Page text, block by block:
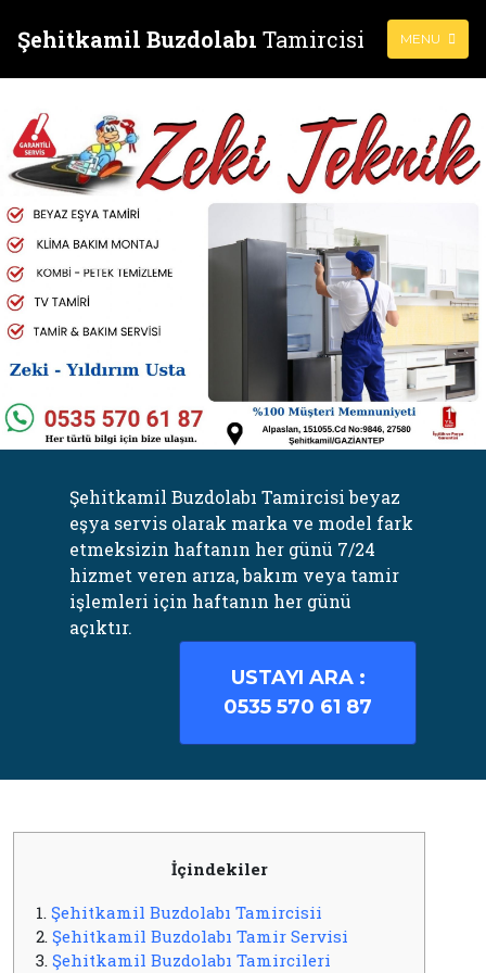
Şehitkamil Buzdolabı Tamircisi MENU
Şehitkamil Buzdolabı Tamircisi beyaz
eşya servis olarak marka ve model fark
etmeksizin haftanın her günü 7/24
hizmet veren arıza, bakım veya tamir
işlemleri için haftanın her günü
açıktır.
USTAYI ARA :
0535 570 61 87
İçindekiler
1. Şehitkamil Buzdolabı Tamircisii
2. Şehitkamil Buzdolabı Tamir Servisi
3. Şehitkamil Buzdolabı Tamircileri